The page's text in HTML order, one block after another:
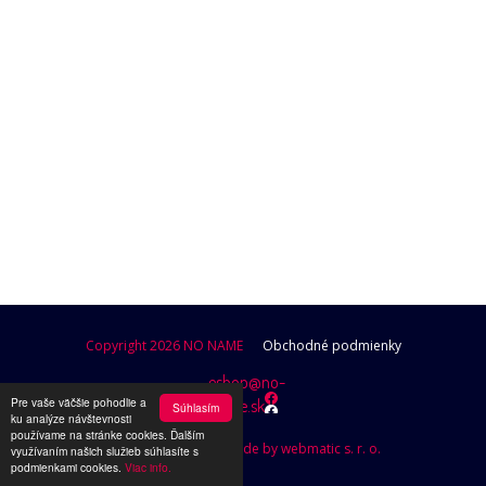
Súhlasím
Pre vaše väčšie pohodlie a
ku analýze návštevnosti
používame na stránke cookies. Ďalším
využívaním našich služieb súhlasíte s
podmienkami cookies. Viac info.
Copyright 2026 NO NAME Obchodné podmienky
eshop@no-
name.sk
Design by Brutusik, Code by webmatic s. r. o.